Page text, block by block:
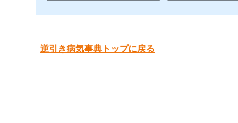
逆引き病気事典トップに戻る